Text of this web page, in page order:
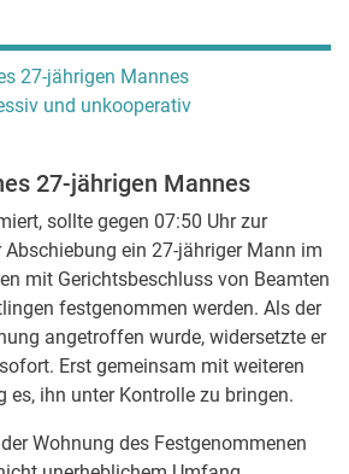
27-jährigen Mannes
und unkooperativ
27-jährigen Mannes
sollte gegen 07:50 Uhr zur
Abschiebung ein 27-jähriger Mann im
mit Gerichtsbeschluss von Beamten
festgenommen werden. Als der
angetroffen wurde, widersetzte er
Erst gemeinsam mit weiteren
es, ihn unter Kontrolle zu bringen.
Wohnung des Festgenommenen